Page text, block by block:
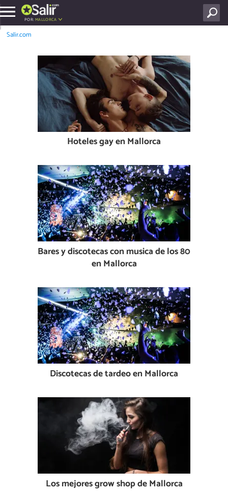
POR: MALLORCA
Salir.com
Hoteles gay en Mallorca
Bares y discotecas con musica de los 80
en Mallorca
Discotecas de tardeo en Mallorca
Los mejores grow shop de Mallorca